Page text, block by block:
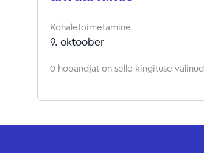
Kohaletoimetamine
9. oktoober
0 hooandjat on selle kingituse valinud